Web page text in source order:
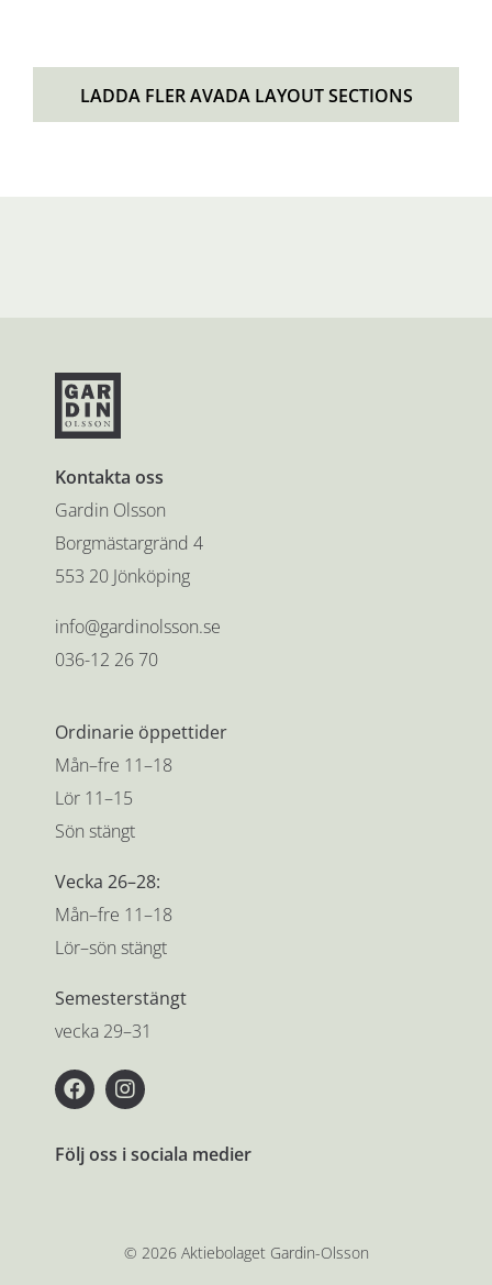
LADDA FLER AVADA LAYOUT SECTIONS
Kontakta oss
Gardin Olsson
Borgmästargränd 4
553 20 Jönköping
info@gardinolsson.se
036-12 26 70
Ordinarie öppettider
Mån–fre 11–18
Lör 11–15
Sön stängt
Vecka 26–28:
Mån–fre 11–18
Lör–sön stängt
Semesterstängt
vecka 29–31
Följ oss i sociala medier
© 2026 Aktiebolaget Gardin-Olsson